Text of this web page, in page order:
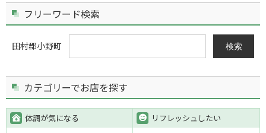
フリーワード検索
田村郡小野町 検索
カテゴリーでお店を探す
体調が気になる リフレッシュしたい